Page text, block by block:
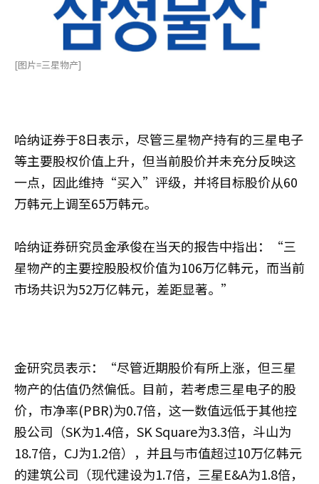
[图片=三星物产]
哈纳证券于8日表示，尽管三星物产持有的三星电子
等主要股权价值上升，但当前股价并未充分反映这
一点，因此维持“买入”评级，并将目标股价从60
万韩元上调至65万韩元。
哈纳证券研究员金承俊在当天的报告中指出：“三
星物产的主要控股股权价值为106万亿韩元，而当前
市场共识为52万亿韩元，差距显著。”
金研究员表示：“尽管近期股价有所上涨，但三星
物产的估值仍然偏低。目前，若考虑三星电子的股
价，市净率(PBR)为0.7倍，这一数值远低于其他控
股公司（SK为1.4倍，SK Square为3.3倍，斗山为
18.7倍，CJ为1.2倍），并且与市值超过10万亿韩元
的建筑公司（现代建设为1.7倍，三星E&A为1.8倍，